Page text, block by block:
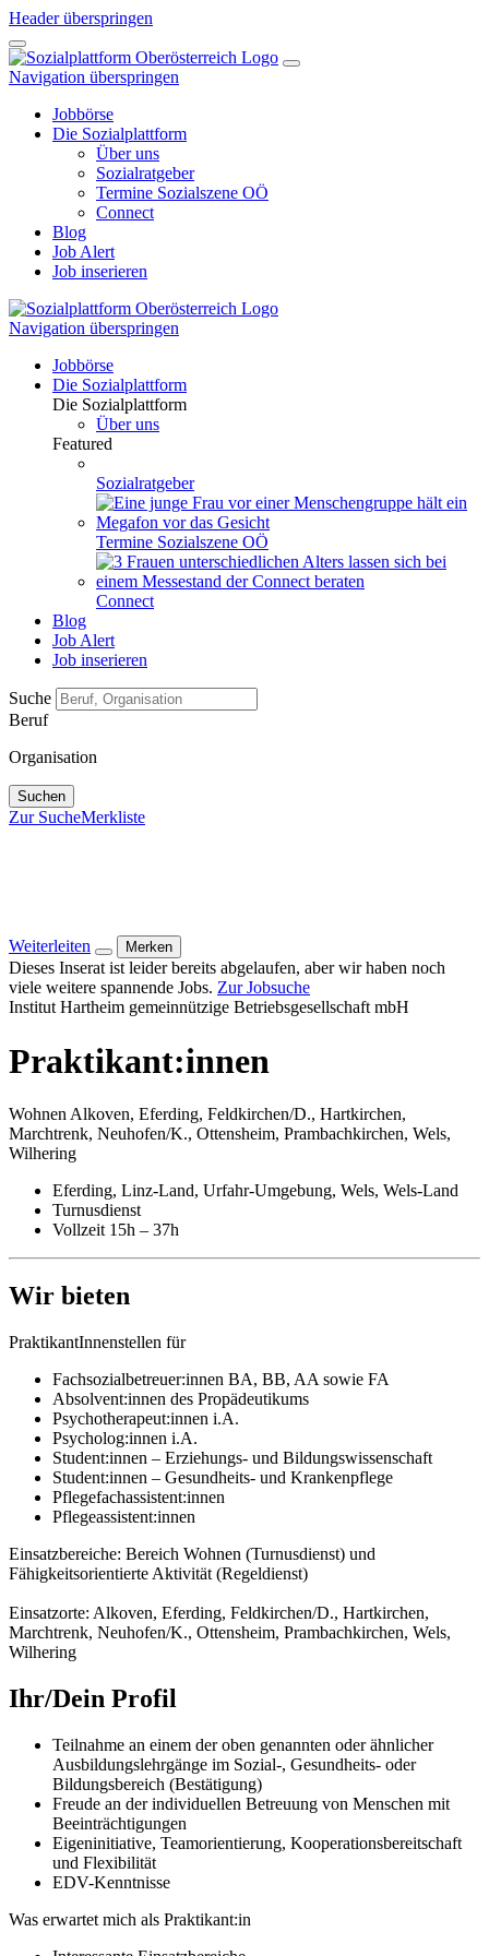
Header überspringen
Navigation überspringen
Jobbörse
Die Sozialplattform
Über uns
Sozialratgeber
Termine Sozialszene OÖ
Connect
Blog
Job Alert
Job inserieren
Navigation überspringen
Jobbörse
Die Sozialplattform
Die Sozialplattform
Über uns
Featured
Sozialratgeber
Termine Sozialszene OÖ
Connect
Blog
Job Alert
Job inserieren
Suche
Beruf
Organisation
Suchen
Zur SucheMerkliste
Weiterleiten Merken
Dieses Inserat ist leider bereits abgelaufen, aber wir haben noch
viele weitere spannende Jobs. Zur Jobsuche
Institut Hartheim gemeinnützige Betriebsgesellschaft mbH
Praktikant:innen
Wohnen Alkoven, Eferding, Feldkirchen/D., Hartkirchen,
Marchtrenk, Neuhofen/K., Ottensheim, Prambachkirchen, Wels,
Wilhering
Eferding, Linz-Land, Urfahr-Umgebung, Wels, Wels-Land
Turnusdienst
Vollzeit 15h – 37h
Wir bieten
PraktikantInnenstellen für
Fachsozialbetreuer:innen BA, BB, AA sowie FA
Absolvent:innen des Propädeutikums
Psychotherapeut:innen i.A.
Psycholog:innen i.A.
Student:innen – Erziehungs- und Bildungswissenschaft
Student:innen – Gesundheits- und Krankenpflege
Pflegefachassistent:innen
Pflegeassistent:innen
Einsatzbereiche: Bereich Wohnen (Turnusdienst) und
Fähigkeitsorientierte Aktivität (Regeldienst)
Einsatzorte: Alkoven, Eferding, Feldkirchen/D., Hartkirchen,
Marchtrenk, Neuhofen/K., Ottensheim, Prambachkirchen, Wels,
Wilhering
Ihr/Dein Profil
Teilnahme an einem der oben genannten oder ähnlicher
Ausbildungslehrgänge im Sozial-, Gesundheits- oder
Bildungsbereich (Bestätigung)
Freude an der individuellen Betreuung von Menschen mit
Beeinträchtigungen
Eigeninitiative, Teamorientierung, Kooperationsbereitschaft
und Flexibilität
EDV-Kenntnisse
Was erwartet mich als Praktikant:in